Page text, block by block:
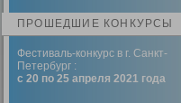
ПРОШЕДШИЕ КОНКУРСЫ
Фестиваль-конкурс в г. Санкт-
Петербург :
с 20 по 25 апреля 2021 года